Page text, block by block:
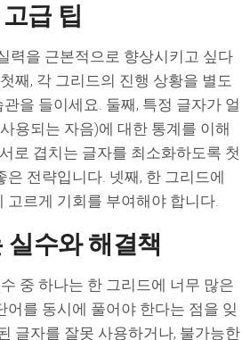
급 팁
력을 근본적으로 향상시키고 싶다
째, 각 그리드의 진행 상황을 별도
을 들이세요. 둘째, 특정 글자가 얼
용되는 자음)에 대한 통계를 이해
로 겹치는 글자를 최소화하도록 첫
전략입니다. 넷째, 한 그리드에
고르게 기회를 부여해야 합니다.
실수와 해결책
중 하나는 한 그리드에 너무 많은
를 동시에 풀어야 한다는 점을 잊
글자를 잘못 사용하거나, 불가능한